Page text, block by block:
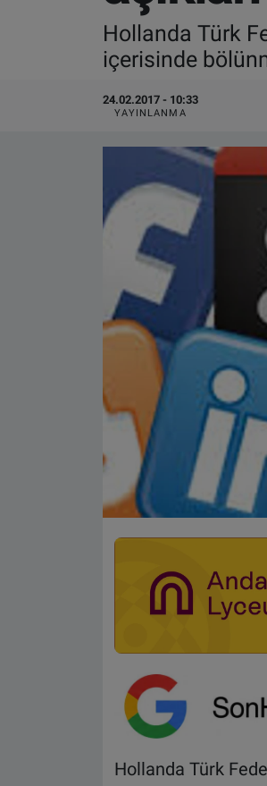
Hollanda Türk
içerisinde
24.02.2017 - 10:33
YAYINLANMA
Hollanda Türk
VIDEO GALERİ